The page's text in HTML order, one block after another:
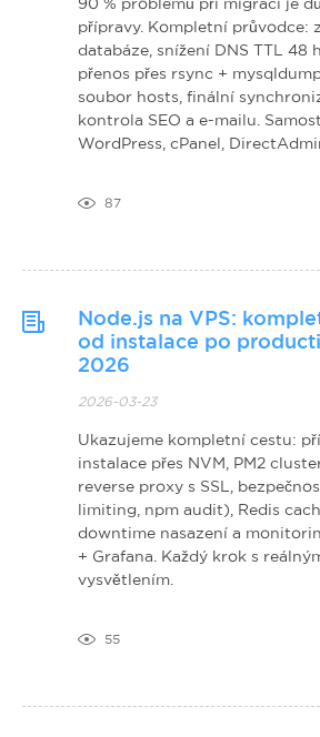
87
přípravy. Kompletní průvodce:
databáze, snížení DNS TTL 48
přenos přes rsync +
soubor hosts, finální
kontrola SEO a e-mailu.
WordPress, cPanel,
Node.js na VPS:
od instalace po
2026
2026-03-23
55
Ukazujeme kompletní cestu:
instalace přes NVM, PM2
reverse proxy s SSL,
limiting, npm audit), Redis
downtime nasazení a
+ Grafana. Každý krok s
vysvětlením.